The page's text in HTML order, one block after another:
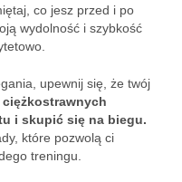
co jesz przed i po
wydolność i szybkość
upewnij się, że twój
i skupić się na biegu.
które pozwolą ci
treningu.